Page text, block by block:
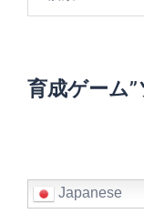
育成ゲーム
Japanese